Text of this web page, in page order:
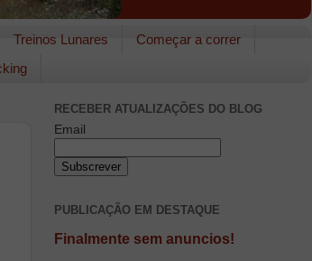
Treinos Lunares
Começar a correr
RECEBER ATUALIZAÇÕES DO BLOG
Email
PUBLICAÇÃO EM DESTAQUE
Finalmente sem anuncios!